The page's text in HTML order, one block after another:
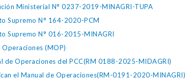
Ministerial N° 0237-2019-MINAGRI-TUPA
Supremo N° 164-2020-PCM
Supremo N° 016-2015-MINAGRI
Operaciones (MOP)
de Operaciones del PCC(RM 0188-2025-MIDAGRI)
el Manual de Operaciones(RM-0191-2020-MINAGRI)